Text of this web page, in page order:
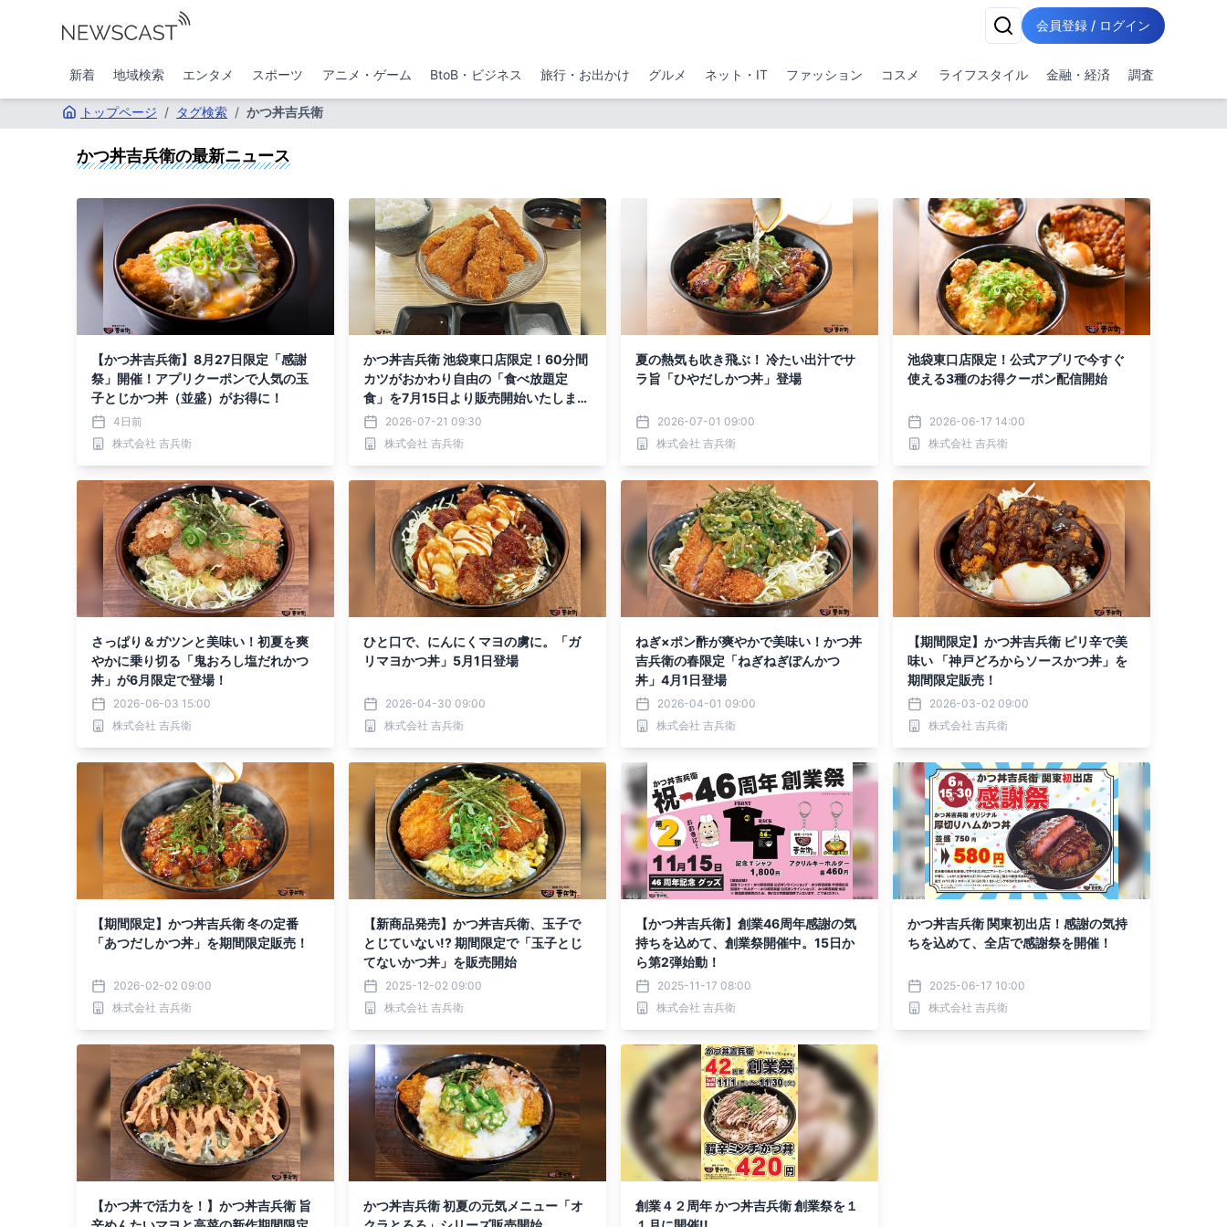
会員登録 / ログイン
新着 地域検索 エンタメ スポーツ アニメ・ゲーム BtoB・ビジネス 旅行・お出かけ グルメ ネット・IT ファッション コスメ ライフスタイル 金融・経済 調査
トップページ / タグ検索 / かつ丼吉兵衛
かつ丼吉兵衛の最新ニュース
【かつ丼吉兵衛】8月27日限定「感謝
祭」開催！アプリクーポンで人気の玉
子とじかつ丼（並盛）がお得に！
4日前
株式会社 吉兵衛
かつ丼吉兵衛 池袋東口店限定！60分間
カツがおかわり自由の「食べ放題定
食」を7月15日より販売開始いたしまし
た
2026-07-21 09:30
株式会社 吉兵衛
夏の熱気も吹き飛ぶ！ 冷たい出汁でサ
ラ旨「ひやだしかつ丼」登場
2026-07-01 09:00
株式会社 吉兵衛
池袋東口店限定！公式アプリで今すぐ
使える3種のお得クーポン配信開始
2026-06-17 14:00
株式会社 吉兵衛
さっぱり＆ガツンと美味い！初夏を爽
やかに乗り切る「鬼おろし塩だれかつ
丼」が6月限定で登場！
2026-06-03 15:00
株式会社 吉兵衛
ひと口で、にんにくマヨの虜に。「ガ
リマヨかつ丼」5月1日登場
2026-04-30 09:00
株式会社 吉兵衛
ねぎ×ポン酢が爽やかで美味い！かつ丼
吉兵衛の春限定「ねぎねぎぽんかつ
丼」4月1日登場
2026-04-01 09:00
株式会社 吉兵衛
【期間限定】かつ丼吉兵衛 ピリ辛で美
味い 「神戸どろからソースかつ丼」を
期間限定販売！
2026-03-02 09:00
株式会社 吉兵衛
【期間限定】かつ丼吉兵衛 冬の定番
「あつだしかつ丼」を期間限定販売！
2026-02-02 09:00
株式会社 吉兵衛
【新商品発売】かつ丼吉兵衛、玉子で
とじていない!? 期間限定で「玉子とじ
てないかつ丼」を販売開始
2025-12-02 09:00
株式会社 吉兵衛
【かつ丼吉兵衛】創業46周年感謝の気
持ちを込めて、創業祭開催中。15日か
ら第2弾始動！
2025-11-17 08:00
株式会社 吉兵衛
かつ丼吉兵衛 関東初出店！感謝の気持
ちを込めて、全店で感謝祭を開催！
2025-06-17 10:00
株式会社 吉兵衛
【かつ丼で活力を！】かつ丼吉兵衛 旨
かつ丼吉兵衛 初夏の元気メニュー「オ
創業４２周年 かつ丼吉兵衛 創業祭を１